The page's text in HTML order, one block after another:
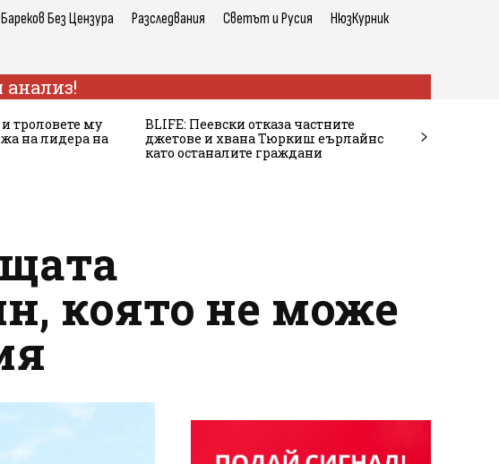
Бареков Без Цензура Разследвания Светът и Русия НюзКурник
троловете му
на лидера на
BLIFE: Пеевски отказа частните
джетове и хвана Тюркиш еърлайнс
като останалите граждани
която не може